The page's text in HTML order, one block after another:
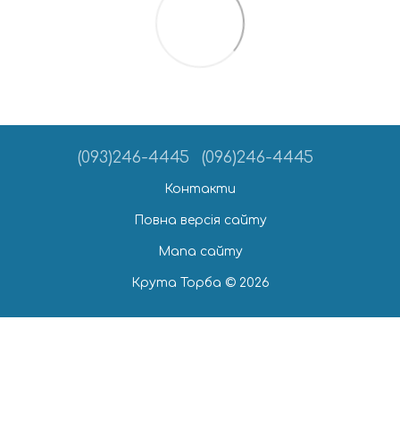
(093)246-4445 (096)246-4445
Контакти
Повна версія сайту
Мапа сайту
Крута Торба © 2026